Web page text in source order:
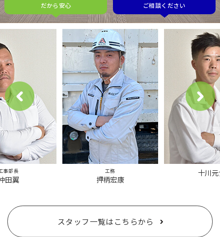
だから安心
ご相談ください
事部長
田翼
工務
押柄宏康
十川
スタッフ一覧はこちらから